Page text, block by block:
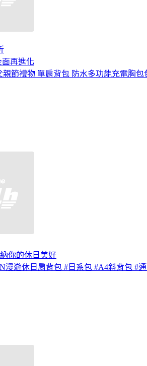
面再進化
親節禮物 單肩背包 防水多功能充電胸
你的休日美好
漫遊休日肩背包 #日系包 #A4斜背包 #